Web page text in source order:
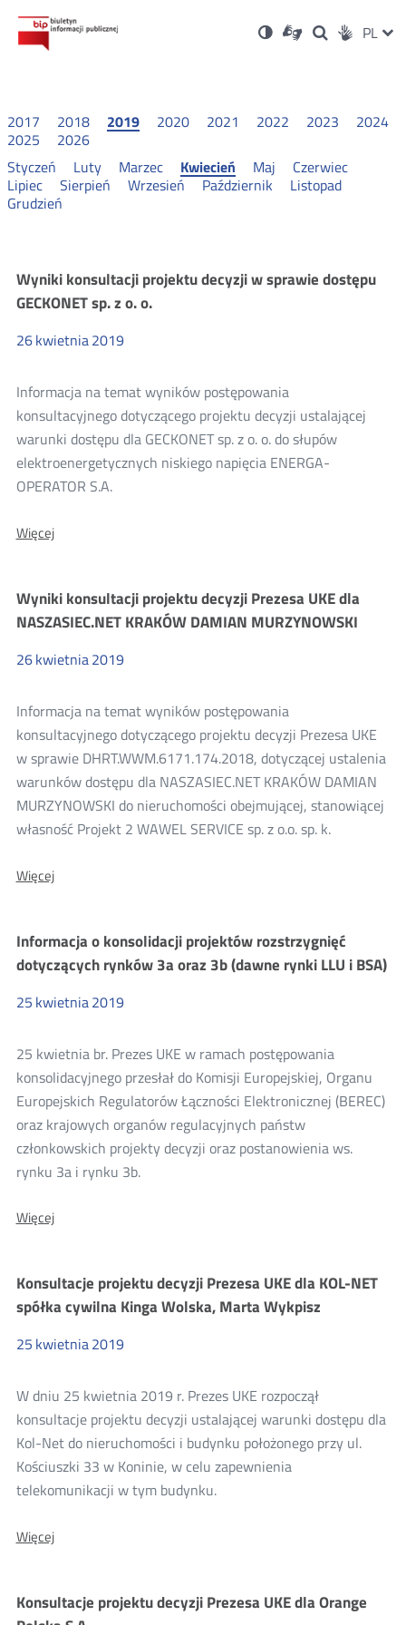
Ustawienia
Wersja
kontrastowa
Dla
niesłyszących
OtwórzOtwórz
w
Otwórz
w
Social PL
2017 2018 2019 2020 2021 2022 2023
2024
2025
2026
Styczeń
Luty Marzec Kwiecień Maj
Czerwiec
Lipiec
Sierpień Wrzesień Październik
Listopad
Grudzień
Konsultacje
konsultacji
2019
Wyniki konsultacji projektu decyzji w sprawie dostępu
GECKONET sp. z o. o.
26kwietnia2019
Informacja na temat wyników postępowania
konsultacyjnego dotyczącego projektu decyzji ustalającej
warunki dostępu dla GECKONET sp. z o. o. do słupów
elektroenergetycznych niskiego napięcia ENERGA-
OPERATOR S.A.
WięcejO:
decyzji
w
sprawie
GECKONET
o.
o.
Wyniki konsultacji projektu decyzji Prezesa UKE dla
NASZASIEC.NET KRAKÓW DAMIAN MURZYNOWSKI
26kwietnia2019
Informacja na temat wyników postępowania
konsultacyjnego dotyczącego projektu decyzji Prezesa UKE
w sprawie DHRT.WWM.6171.174.2018, dotyczącej ustalenia
warunków dostępu dla NASZASIEC.NET KRAKÓW DAMIAN
MURZYNOWSKI do nieruchomości obejmującej, stanowiącej
własność Projekt 2 WAWEL SERVICE sp. z o.o. sp. k.
WięcejO:
decyzji
Prezesa
UKE
NASZASIEC.NET
MURZYNOWSKI
Informacja o konsolidacji projektów rozstrzygnięć
dotyczących rynków 3a oraz 3b (dawne rynki LLU i BSA)
25 kwietnia2019
25 kwietnia br. Prezes UKE w ramach postępowania
konsolidacyjnego przesłał do Komisji Europejskiej, Organu
Europejskich Regulatorów Łączności Elektronicznej (BEREC)
oraz krajowych organów regulacyjnych państw
członkowskich projekty decyzji oraz postanowienia ws.
rynku 3a i rynku 3b.
WięcejO:
projektów
rozstrzygnięć
dotyczących
3a
(dawne
rynki
LLU
i
BSA)
Konsultacje projektu decyzji Prezesa UKE dla KOL-NET
spółka cywilna Kinga Wolska, Marta Wykpisz
25 kwietnia2019
W dniu 25 kwietnia 2019 r. Prezes UKE rozpoczął
konsultacje projektu decyzji ustalającej warunki dostępu dla
Kol-Net do nieruchomości i budynku położonego przy ul.
Kościuszki 33 w Koninie, w celu zapewnienia
telekomunikacji w tym budynku.
WięcejO:
Prezesa
UKE
Konsultacje projektu decyzji Prezesa UKE dla Orange